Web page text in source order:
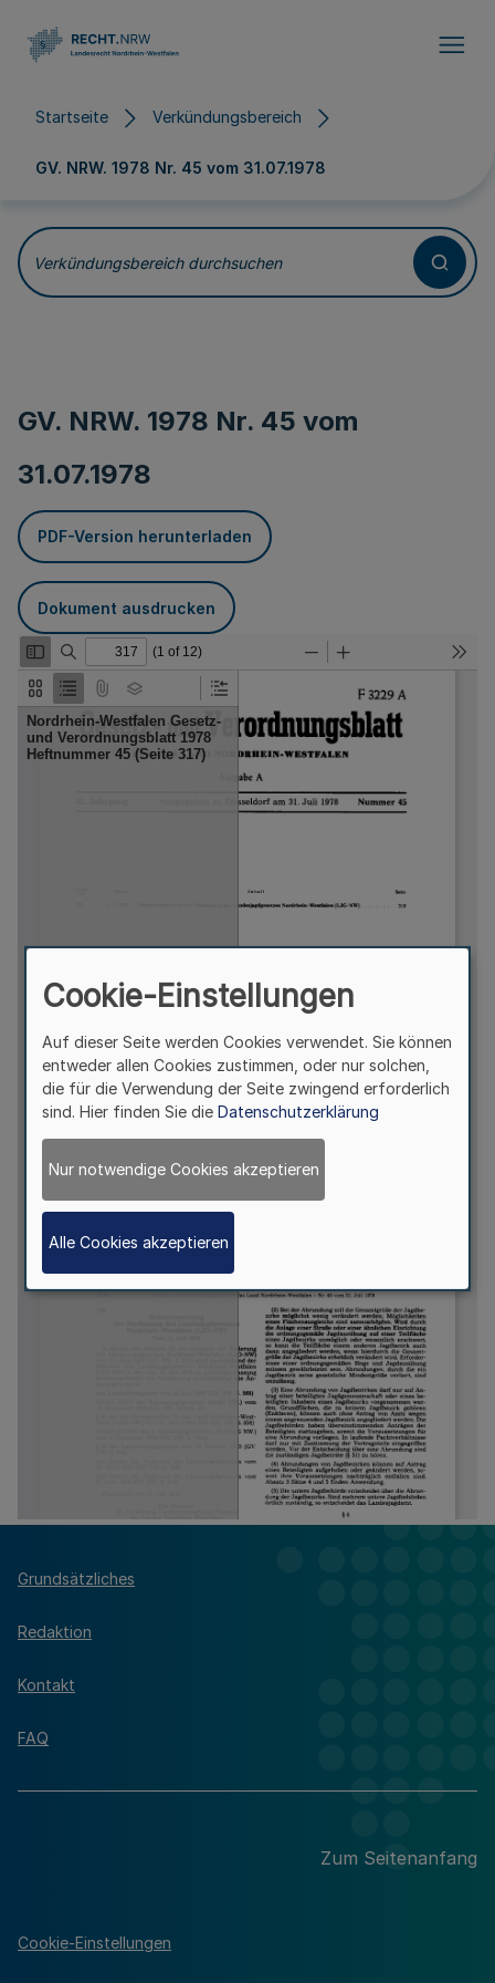
Startseite Verkündungsbereich
GV. NRW. 1978 Nr. 45 vom 31.07.1978
Verkündungsbereich durchsuchen
GV. NRW. 1978 Nr. 45 vom
31.07.1978
PDF-Version herunterladen
Dokument ausdrucken
Grundsätzliches
Redaktion
Kontakt
FAQ
Zum Seitenanfang
Cookie-Einstellungen
Cookie-Einstellungen
Auf dieser Seite werden Cookies verwendet. Sie können
entweder allen Cookies zustimmen, oder nur solchen,
die für die Verwendung der Seite zwingend erforderlich
sind. Hier finden Sie die Datenschutzerklärung
Nur notwendige Cookies akzeptieren
Alle Cookies akzeptieren